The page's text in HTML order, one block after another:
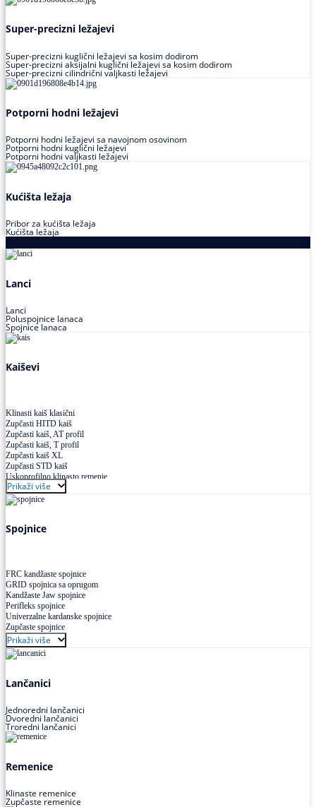
Super-precizni ležajevi
Super-precizni kuglični ležajevi sa kosim dodirom
Super-precizni aksijalni kuglični ležajevi sa kosim dodirom
Super-precizni cilindrični valjkasti ležajevi
Potporni hodni ležajevi
Potporni hodni ležajevi sa navojnom osovinom
Potporni hodni kuglični ležajevi
Potporni hodni valjkasti ležajevi
Kućišta ležaja
Pribor za kućišta ležaja
Kućišta ležaja
Lanci
Lanci
Poluspojnice lanaca
Spojnice lanaca
Kaiševi
Klinasti kaiš klasični
Zupčasti HITD kaiš
Zupčasti kaiš, AT profil
Zupčasti kaiš, T profil
Zupčasti kaiš XL
Zupčasti STD kaiš
Uskoprofilno klinasto remenje
Uskoprofilno klinasto remenje spojeno
Uskoprofilno klinasto remenje XP extra power
Višekanalno remenje PJ,PK
Prikaži više
Spojnice
FRC kandžaste spojnice
GRID spojnica sa oprugom
Kandžaste Jaw spojnice
Perifleks spojnice
Univerzalne kardanske spojnice
Zupčaste spojnice
Prikaži više
Lančanici
Jednoredni lančanici
Dvoredni lančanici
Troredni lančanici
Remenice
Klinaste remenice
Zupčaste remenice